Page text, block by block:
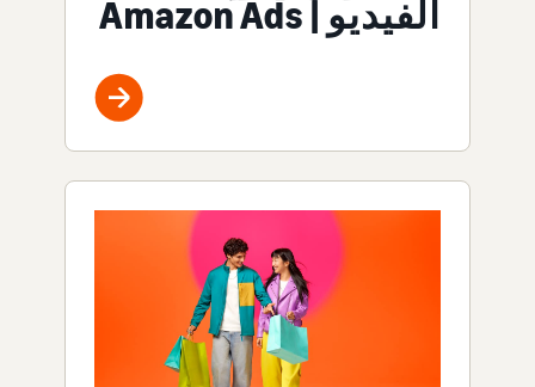
الفيديو | Amazon Ads